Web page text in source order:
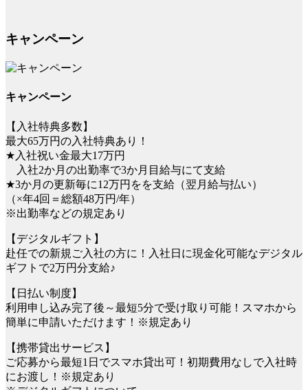
キャンペーン
キャンペーン
【入社特典多数】
最大65万円の入社特典あり！
★入社祝い金最大17万円
入社2か月の出勤率で3か月目給与にて支給
★3か月の更新毎に12万円をを支給（翌月給与払い）
（×年4回＝総額48万円/年）
※出勤率などの規定あり
【デジタルギフト】
赴任での新規ご入社の方に！入社日に現金化可能なデジタル
ギフトで2万円分支給♪
【日払い制度】
利用申し込み完了後～最短5分で受け取り可能！スマホから
簡単に申請いただけます！※規定あり
【携帯貸出サービス】
ご応募から最短1日でスマホ貸出可！初期費用なしで入社時
にお渡し！※規定あり